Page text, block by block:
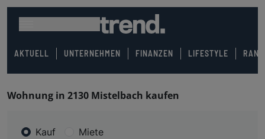
AKTUELL UNTERNEHMEN FINANZEN LIFESTYLE
Wohnung in 2130 Mistelbach kaufen
Kauf Miete